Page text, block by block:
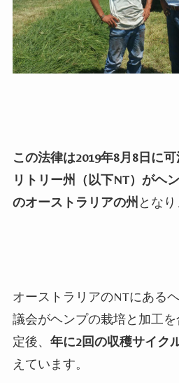
この法律は2019年8月8日に可
リトリー州（以下NT） がヘ
のオーストラリアの州 となり
オーストラリアのNTにある
議会がヘンプの栽培と加工
定後、 年に2回の収穫サイク
えています。